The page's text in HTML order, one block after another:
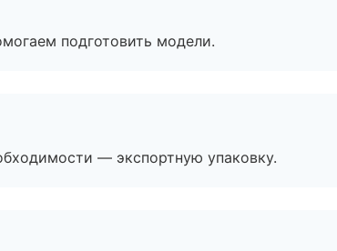
подготовить модели.
— экспортную упаковку.